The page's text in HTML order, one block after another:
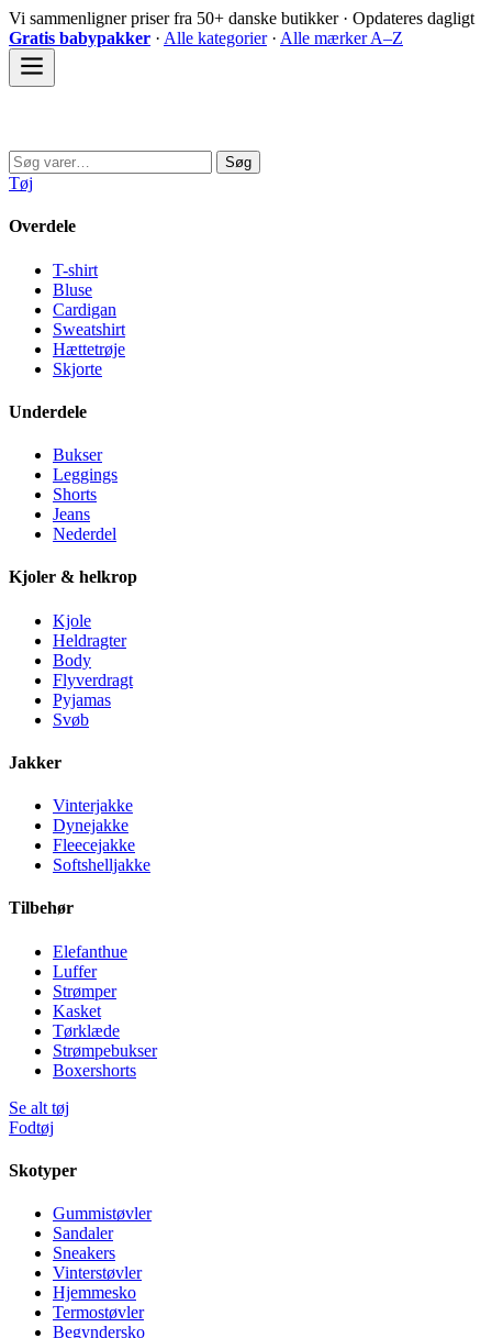
Spring
til
indhold
Vi sammenligner priser fra 50+ danske butikker · Opdateres dagligt
Gratis babypakker · Alle kategorier· Alle mærker A–Z
Søg
efter:
Søg
Tøj
Overdele
T-shirt
Bluse
Cardigan
Sweatshirt
Hættetrøje
Skjorte
Underdele
Bukser
Leggings
Shorts
Jeans
Nederdel
Kjoler & helkrop
Kjole
Heldragter
Body
Flyverdragt
Pyjamas
Svøb
Jakker
Vinterjakke
Dynejakke
Fleecejakke
Softshelljakke
Tilbehør
Elefanthue
Luffer
Strømper
Kasket
Tørklæde
Strømpebukser
Boxershorts
Se alt tøj
Fodtøj
Skotyper
Gummistøvler
Sandaler
Sneakers
Vinterstøvler
Hjemmesko
Termostøvler
Begyndersko